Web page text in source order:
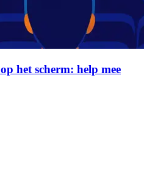
het scherm: help mee